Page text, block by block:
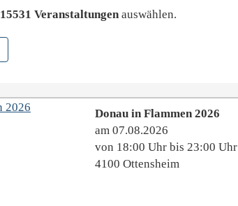
15531 Veranstaltungenauswählen.
Donau in Flammen 2026
am 07.08.2026
von 18:00 Uhr bis 23:00 Uhr
4100 Ottensheim